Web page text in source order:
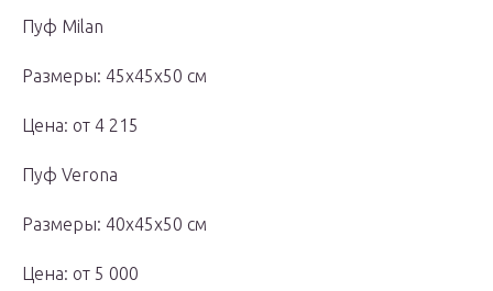
Пуф Milan
Размеры: 45х45х50 см
Цена: от 4 215
Пуф Verona
Размеры: 40х45х50 см
Цена: от 5 000